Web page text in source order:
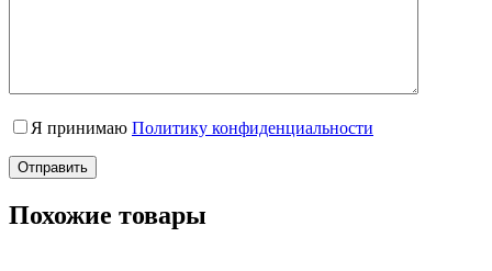
Я принимаю Политику конфиденциальности
Отправить
Похожие товары